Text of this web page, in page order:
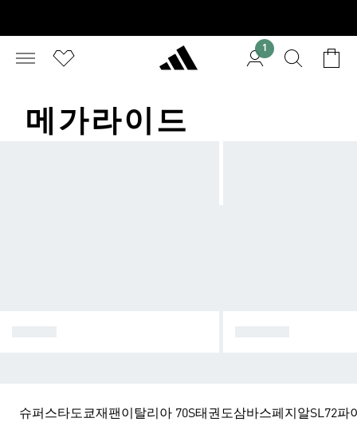
1
메가라이드
슈퍼스타도쿄재팬이탈리아 70S태권도삼바스페지알SL72파